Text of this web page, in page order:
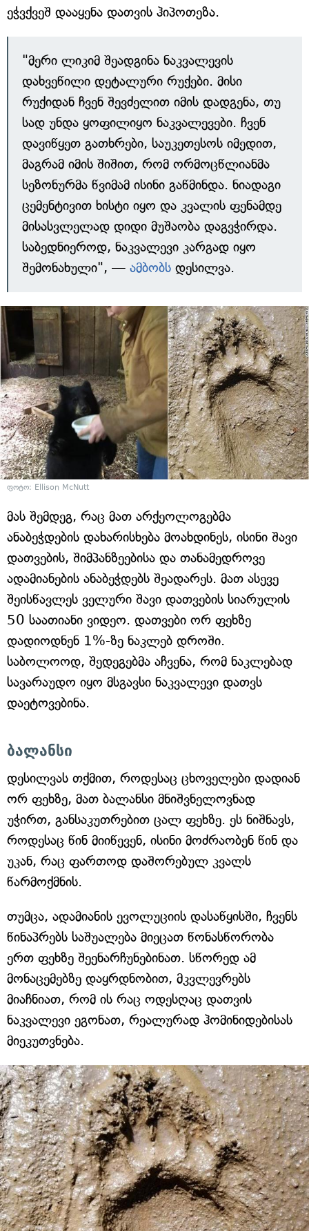
ეჭვქვეშ დააყენა დათვის ჰიპოთეზა.
"მერი ლიკიმ შეადგინა ნაკვალევის
დახვეწილი დეტალური რუქები. მისი
რუქიდან ჩვენ შევძელით იმის დადგენა, თუ
სად უნდა ყოფილიყო ნაკვალევები. ჩვენ
დავიწყეთ გათხრები, საუკეთესოს იმედით,
მაგრამ იმის შიშით, რომ ორმოცწლიანმა
სეზონურმა წვიმამ ისინი გაწმინდა. ნიადაგი
ცემენტივით ხისტი იყო და კვალის ფენამდე
მისასვლელად დიდი მუშაობა დაგვჭირდა.
საბედნიეროდ, ნაკვალევი კარგად იყო
შემონახული", — ამბობს დესილვა.
ფოტო: Ellison McNutt
მას შემდეგ, რაც მათ არქეოლოგებმა
ანაბეჭდების დახარისხება მოახდინეს, ისინი შავი
დათვების, შიმპანზეებისა და თანამედროვე
ადამიანების ანაბეჭდებს შეადარეს. მათ ასევე
შეისწავლეს ველური შავი დათვების სიარულის
50 საათიანი ვიდეო. დათვები ორ ფეხზე
დადიოდნენ 1%-ზე ნაკლებ დროში.
საბოლოოდ, შედეგებმა აჩვენა, რომ ნაკლებად
სავარაუდო იყო მსგავსი ნაკვალევი დათვს
დაეტოვებინა.
ბალანსი
დესილვას თქმით, როდესაც ცხოველები დადიან
ორ ფეხზე, მათ ბალანსი მნიშვნელოვნად
უჭირთ, განსაკუთრებით ცალ ფეხზე. ეს ნიშნავს,
როდესაც წინ მიიწევენ, ისინი მოძრაობენ წინ და
უკან, რაც ფართოდ დაშორებულ კვალს
წარმოქმნის.
თუმცა, ადამიანის ევოლუციის დასაწყისში, ჩვენს
წინაპრებს საშუალება მიეცათ წონასწორობა
ერთ ფეხზე შეენარჩუნებინათ. სწორედ ამ
მონაცემებზე დაყრდნობით, მკვლევრებს
მიაჩნიათ, რომ ის რაც ოდესღაც დათვის
ნაკვალევი ეგონათ, რეალურად ჰომინიდებისას
მიეკუთვნება.